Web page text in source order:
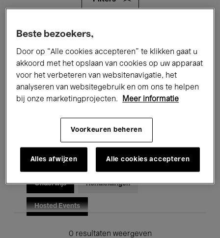
Alle evenementen
Tentoonstellingen Films
Performances Lezingen & Debatten
Jazz Klassieke Muziek Global Music
Voor iedereen Kids’ Palace
Onderwijs Rondleidingen
Hosted Events
0 resultaten weergeven
Beste bezoekers,
Door op “Alle cookies accepteren” te klikken gaat u
akkoord met het opslaan van cookies op uw apparaat
voor het verbeteren van websitenavigatie, het
analyseren van websitegebruik en om ons te helpen
bij onze marketingprojecten.
Meer informatie
Voorkeuren beheren
Alles afwijzen Alle cookies accepteren